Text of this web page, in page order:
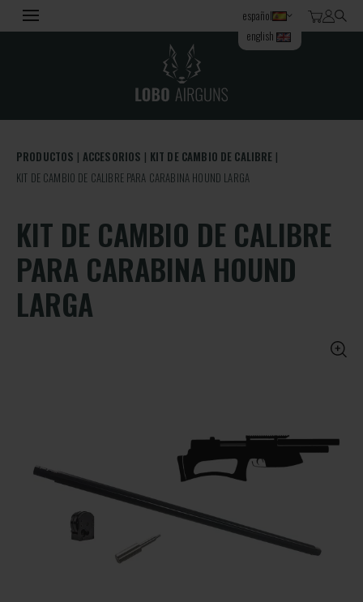
español
english
PRODUCTOS ACCESORIOS
KIT DE CAMBIO DE CALIBRE
KIT DE CAMBIO DE CALIBRE PARA CARABINA HOUND LARGA
KIT DE CAMBIO DE CALIBRE
PARA CARABINA HOUND
LARGA